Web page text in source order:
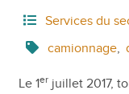
Services du
camionnage,
Le 1erjuillet 2017,